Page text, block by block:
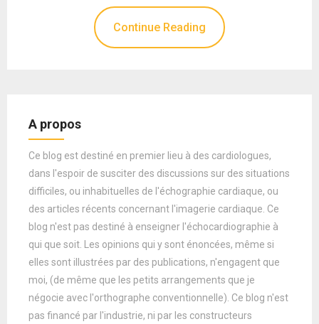
Continue Reading
A propos
Ce blog est destiné en premier lieu à des cardiologues,
dans l'espoir de susciter des discussions sur des situations
difficiles, ou inhabituelles de l'échographie cardiaque, ou
des articles récents concernant l'imagerie cardiaque. Ce
blog n'est pas destiné à enseigner l'échocardiographie à
qui que soit. Les opinions qui y sont énoncées, même si
elles sont illustrées par des publications, n'engagent que
moi, (de même que les petits arrangements que je
négocie avec l'orthographe conventionnelle). Ce blog n'est
pas financé par l'industrie, ni par les constructeurs